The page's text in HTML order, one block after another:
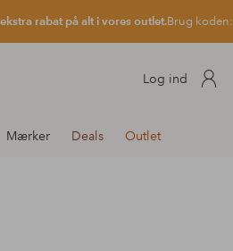
rabat på alt i vores outlet.Brug koden:
Log ind
Mærker Deals Outlet